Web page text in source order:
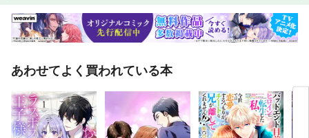
あわせてよく買われている本